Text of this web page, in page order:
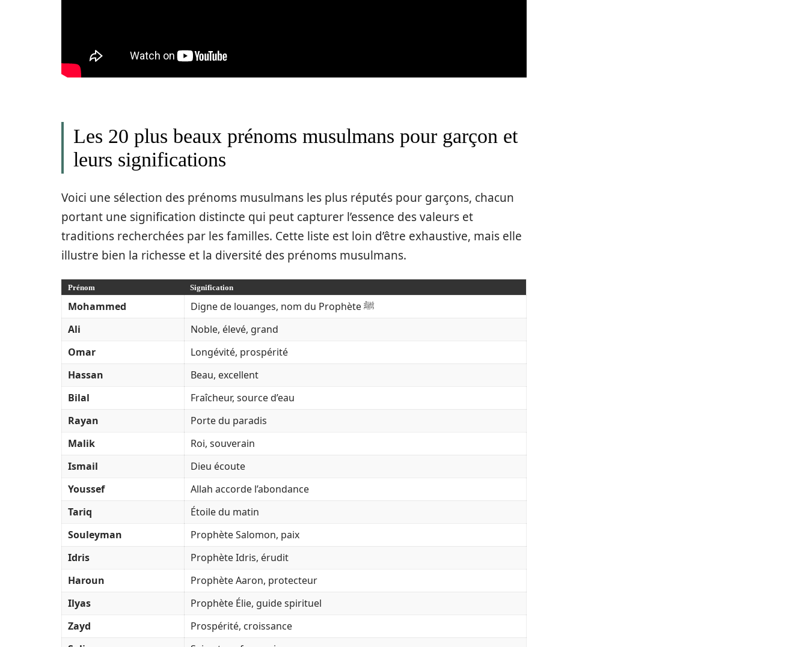
Les 20 plus beaux prénoms musulmans pour garçon et
leurs significations
Voici une sélection des prénoms musulmans les plus réputés pour garçons, chacun
portant une signification distincte qui peut capturer l’essence des valeurs et
traditions recherchées par les familles. Cette liste est loin d’être exhaustive, mais elle
illustre bien la richesse et la diversité des prénoms musulmans.
Prénom Signification
Mohammed
Digne de louanges, nom du Prophète ﷺ
Ali
Noble, élevé, grand
Omar
Longévité, prospérité
Hassan
Beau, excellent
Bilal
Fraîcheur, source d’eau
Rayan
Porte du paradis
Malik
Roi, souverain
Ismail
Dieu écoute
Youssef
Allah accorde l’abondance
Tariq
Étoile du matin
Souleyman
Prophète Salomon, paix
Idris
Prophète Idris, érudit
Haroun
Prophète Aaron, protecteur
Ilyas
Prophète Élie, guide spirituel
Zayd
Prospérité, croissance